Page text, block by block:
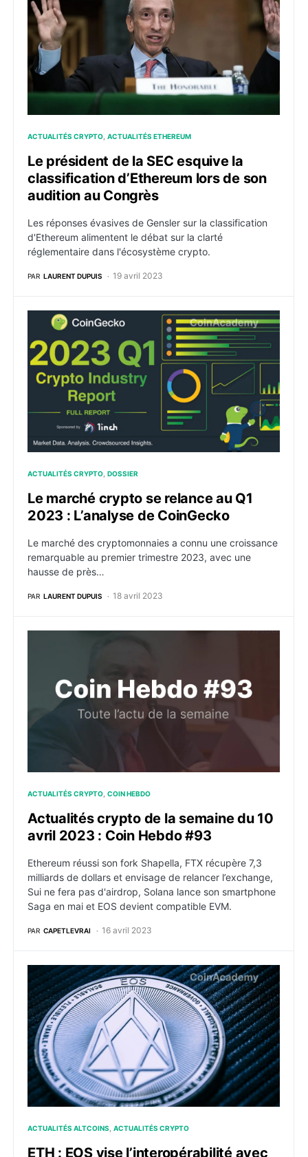
ACTUALITÉS CRYPTO ACTUALITÉS ETHEREUM
Le président de la SEC esquive la
classification d’Ethereum lors de son
audition au Congrès
Les réponses évasives de Gensler sur la classification
d'Ethereum alimentent le débat sur la clarté
réglementaire dans l'écosystème crypto.
PAR LAURENT DUPUIS 19 avril 2023
Le marché crypto se relance au Q1 2023 : L’analyse
ACTUALITÉS CRYPTO DOSSIER
Le marché crypto se relance au Q1
2023 : L’analyse de CoinGecko
Le marché des cryptomonnaies a connu une croissance
remarquable au premier trimestre 2023, avec une
hausse de près…
PAR LAURENT DUPUIS 18 avril 2023
ACTUALITÉS CRYPTO COIN HEBDO
Actualités crypto de la semaine du 10
avril 2023 : Coin Hebdo #93
Ethereum réussi son fork Shapella, FTX récupère 7,3
milliards de dollars et envisage de relancer l’exchange,
Sui ne fera pas d'airdrop, Solana lance son smartphone
Saga en mai et EOS devient compatible EVM.
PAR CAPETLEVRAI 16 avril 2023
ETH : EOS vise l’interopérabilité avec Ethereum et
ACTUALITÉS ALTCOINS ACTUALITÉS CRYPTO
ETH : EOS vise l’interopérabilité avec